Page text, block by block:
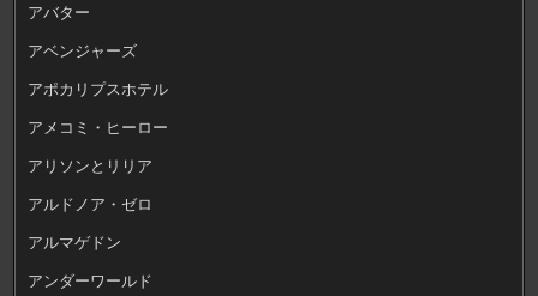
アバター
アベンジャーズ
アポカリプスホテル
アメコミ・ヒーロー
アリソンとリリア
アルドノア・ゼロ
アルマゲドン
アンダーワールド